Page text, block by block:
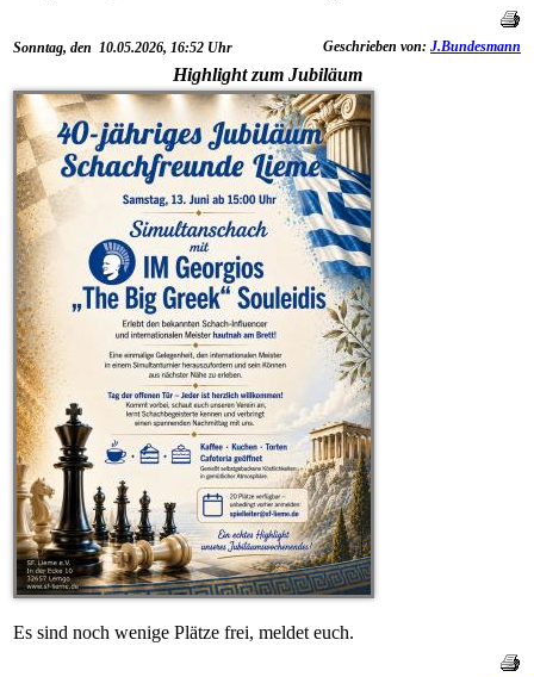
Sonntag, den 10.05.2026, 16:52 Uhr Geschrieben von: J.Bundesmann
Highlight zum Jubiläum
Es sind noch wenige Plätze frei, meldet euch.